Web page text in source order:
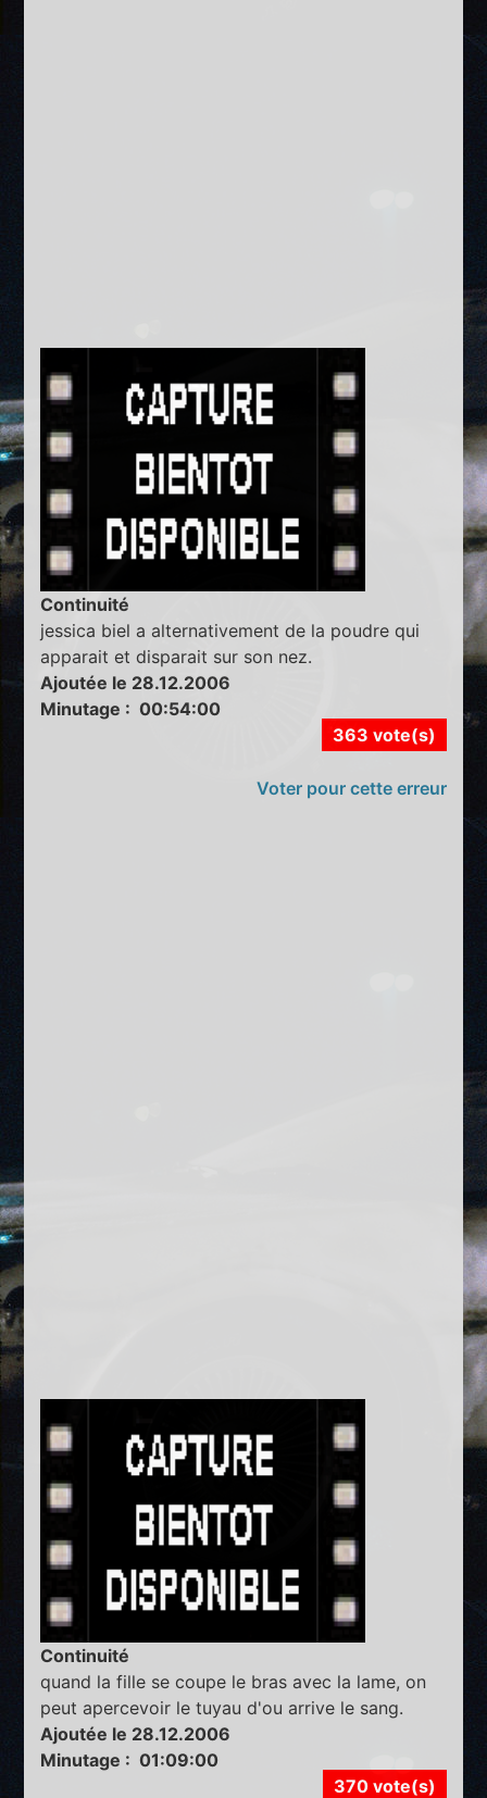
Continuité
jessica biel a alternativement de la poudre qui
apparait et disparait sur son nez.
Ajoutée le 28.12.2006
Minutage : 00:54:00
363 vote(s)
Voter pour cette erreur
Continuité
quand la fille se coupe le bras avec la lame, on
peut apercevoir le tuyau d'ou arrive le sang.
Ajoutée le 28.12.2006
Minutage : 01:09:00
370 vote(s)